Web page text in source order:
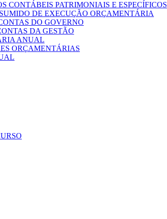
CONTÁBEIS PATRIMONIAIS E ESPECÍFICOS
DE EXECUÇÃO ORÇAMENTÁRIA
DO GOVERNO
DA GESTÃO
ANUAL
ORÇAMENTÁRIAS